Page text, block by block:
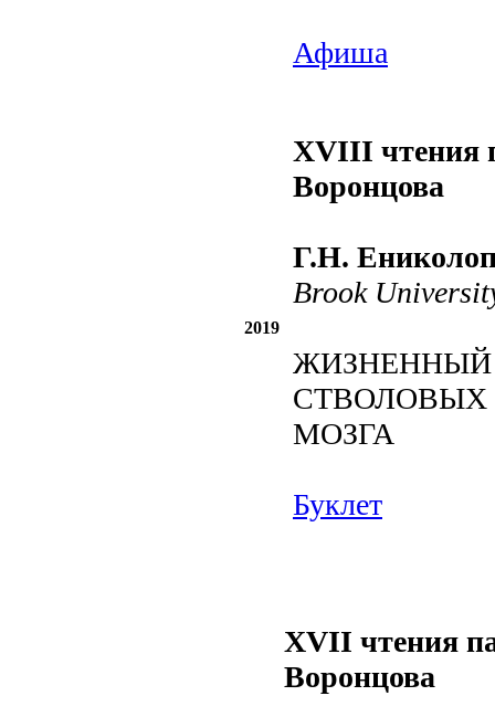
Афиша
2019
XVIII чтения
Воронцова
Г.Н.
Brook
СТВОЛОВЫХ
МОЗГА
Буклет
XVII чтения
Воронцова